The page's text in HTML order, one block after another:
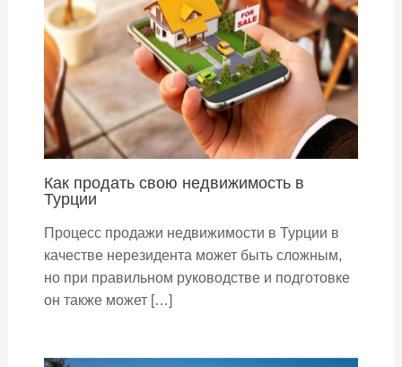
Как продать свою недвижимость в
Турции
Процесс продажи недвижимости в Турции в
качестве нерезидента может быть сложным,
но при правильном руководстве и подготовке
он также может […]